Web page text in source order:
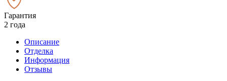
Гарантия
2 года
Описание
Отделка
Информация
Отзывы